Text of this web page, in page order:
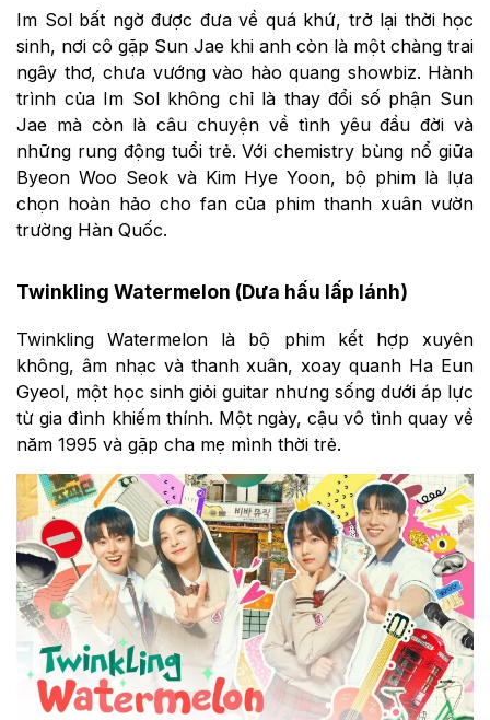
Im Sol bất ngờ được đưa về quá khứ, trở lại thời học
sinh, nơi cô gặp Sun Jae khi anh còn là một chàng trai
ngây thơ, chưa vướng vào hào quang showbiz. Hành
trình của Im Sol không chỉ là thay đổi số phận Sun
Jae mà còn là câu chuyện về tình yêu đầu đời và
những rung động tuổi trẻ. Với chemistry bùng nổ giữa
Byeon Woo Seok và Kim Hye Yoon, bộ phim là lựa
chọn hoàn hảo cho fan của phim thanh xuân vườn
trường Hàn Quốc.
Twinkling Watermelon (Dưa hấu lấp lánh)
Twinkling Watermelon là bộ phim kết hợp xuyên
không, âm nhạc và thanh xuân, xoay quanh Ha Eun
Gyeol, một học sinh giỏi guitar nhưng sống dưới áp lực
từ gia đình khiếm thính. Một ngày, cậu vô tình quay về
năm 1995 và gặp cha mẹ mình thời trẻ.